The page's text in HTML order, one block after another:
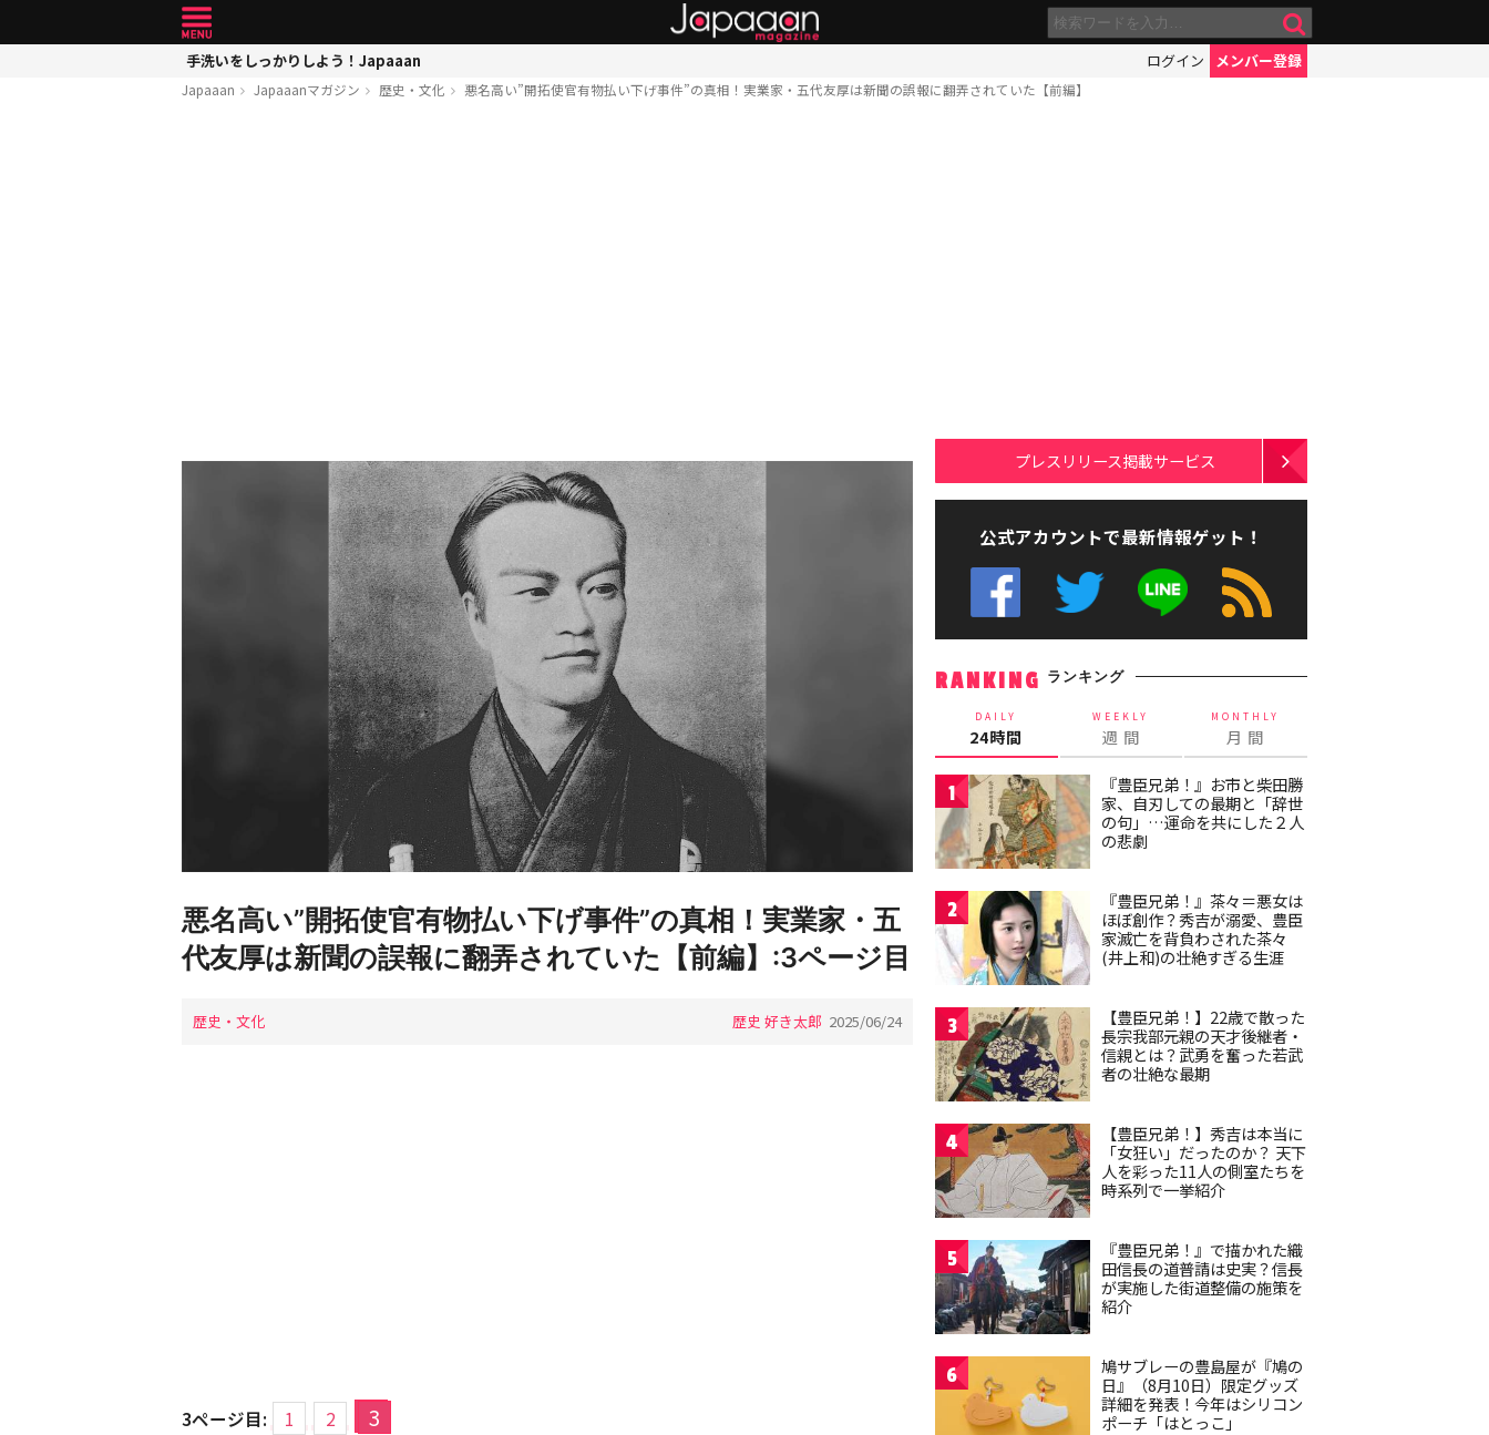
手洗いをしっかりしよう！Japaaan ログイン メンバー登録
Japaaan Japaaanマガジン 歴史・文化 悪名高い”開拓使官有物払い下げ事件”の真相！実業家・五代友厚は新聞の誤報に翻弄されていた【前編】
悪名高い”開拓使官有物払い下げ事件”の真相！実業家・五
代友厚は新聞の誤報に翻弄されていた【前編】:3ページ目
歴史・文化 歴史 好き太郎 2025/06/24
3ページ目: 1 2 3
プレスリリース掲載サービス
公式アカウントで最新情報ゲット！
RANKING ランキング
DAILY
24時間
WEEKLY
週 間
MONTHLY
月 間
1
『豊臣兄弟！』お市と柴田勝
家、自刃しての最期と「辞世
の句」…運命を共にした２人
の悲劇
2
『豊臣兄弟！』茶々＝悪女は
ほぼ創作？秀吉が溺愛、豊臣
家滅亡を背負わされた茶々
(井上和)の壮絶すぎる生涯
3
【豊臣兄弟！】22歳で散った
長宗我部元親の天才後継者・
信親とは？武勇を奮った若武
者の壮絶な最期
4
【豊臣兄弟！】秀吉は本当に
「女狂い」だったのか？ 天下
人を彩った11人の側室たちを
時系列で一挙紹介
5
『豊臣兄弟！』で描かれた織
田信長の道普請は史実？信長
が実施した街道整備の施策を
紹介
6
鳩サブレーの豊島屋が『鳩の
日』（8月10日）限定グッズ
詳細を発表！今年はシリコン
ポーチ「はとっこ」